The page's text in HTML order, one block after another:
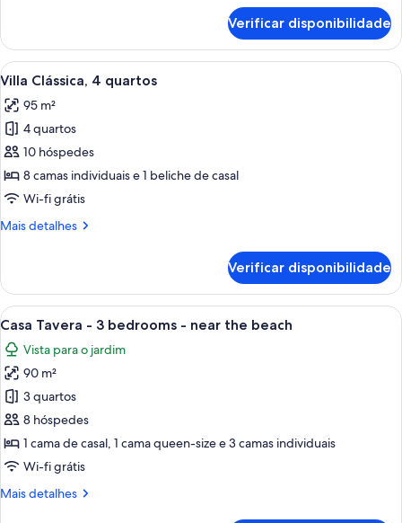
view
quarto:
SPA
Villa
2
bedrooms
Sea
view
Verificar disponibilidade
Ver
todas
as
imagens
de
Villa
Clássica,
quartos
Um pátio com cadeiras de descanso
9
Villa Clássica, 4 quartos
95 m²
4 quartos
10 hóspedes
8 camas individuais e 1 beliche de casal
Wi-fi grátis
Mais detalhes
Mais
quarto:
Villa
Clássica,
quartos
Verificar disponibilidade
Ver
todas
as
imagens
de
Casa
Tavera
-
bedrooms
Uma casa de dois andares com
6
Casa Tavera - 3 bedrooms - near the beach
Vista para o jardim
90 m²
3 quartos
8 hóspedes
1 cama de casal, 1 cama queen-size e 3 camas individuais
Wi-fi grátis
Mais detalhes
Mais